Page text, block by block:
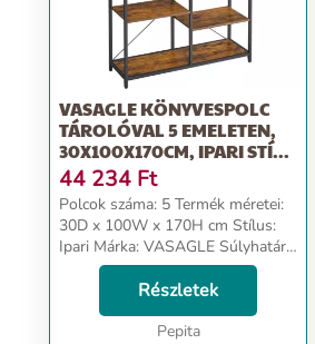
VASAGLE KÖNYVESPOLC
TÁROLÓVAL 5 EMELETEN,
30X100X170CM, IPARI STÍ...
44 234 Ft
Polcok száma: 5 Termék méretei:
30D x 100W x 170H cm Stílus:
Ipari Márka: VASAGLE Súlyhatár
50 kg A cikkről Több rekesz, több
tárolóhely: Ez a tágas, 30 x 100 x
170 cm-es könyvespolc 10 nyitott
Részletek
Pepita